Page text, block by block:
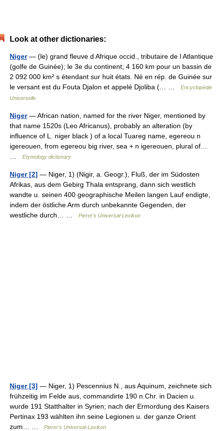
Look at other dictionaries:
Niger— (le) grand fleuve d Afrique occid., tributaire de l Atlantique
(golfe de Guinée); le 3e du continent; 4 160 km pour un bassin de
2 092 000 km² s étendant sur huit états. Né en rép. de Guinée sur
le versant est du Fouta Djalon et appelé Djoliba (… …
Encyclopédie
Universelle
Niger— African nation, named for the river Niger, mentioned by
that name 1520s (Leo Africanus), probably an alteration (by
influence of L. niger black ) of a local Tuareg name, egereou n
igereouen, from egereou big river, sea + n igereouen, plural of…
Etymology dictionary
Niger [2] — Niger, 1) (Nigir, a. Geogr.), Fluß, der im Südosten
Afrikas, aus dem Gebirg Thala entsprang, dann sich westlich
wandte u. seinen 400 geographische Meilen langen Lauf endigte,
indem der östliche Arm durch unbekannte Gegenden, der
westliche durch… …
Pierer's Universal-Lexikon
Niger [3] — Niger, 1) Pescennius N., aus Aquinum, zeichnete sich
frühzeitig im Felde aus, commandirte 190 n.Chr. in Dacien u.
wurde 191 Statthalter in Syrien; nach der Ermordung des Kaisers
Pertinax 193 wählten ihn seine Legionen u. der ganze Orient
zum… …
Pierer's Universal-Lexikon